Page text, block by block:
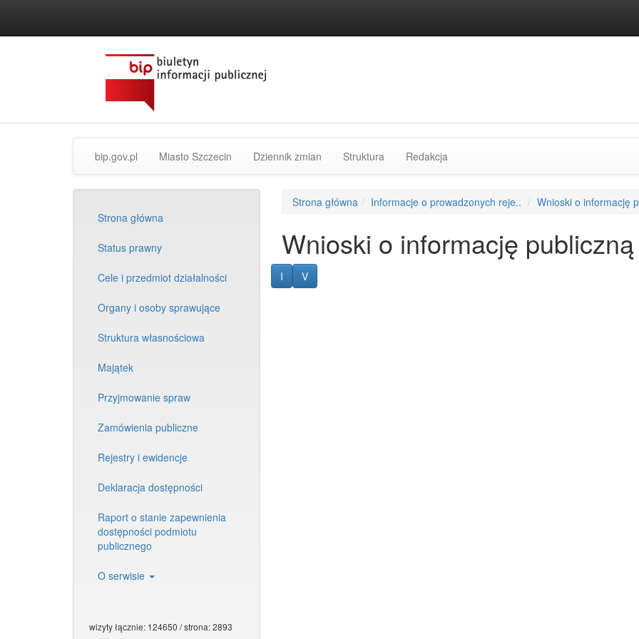
treści
bip.gov.pl strona
zewnętrzny]
Miasto Szczecin OficjalnaDziennik zmian Struktura rozdziałów
Redakcja
Strona główna
Status prawny
Cele i przedmiot działalności
Organy i osoby sprawujące
Struktura własnościowa
Majątek
Przyjmowanie spraw
Zamówienia publiczne
Rejestry i ewidencje
Deklaracja dostępności
Raport o stanie zapewnienia
dostępności podmiotu
publicznego
O serwisie
wizyty łącznie: 124650 / strona: 2893
Strona główna Informacje o prowadzonych reje.. Wnioski o informację
Wnioski o informację publiczną
IInformacja o wytworzeniu danych dla strony
VLista zmian na stronie